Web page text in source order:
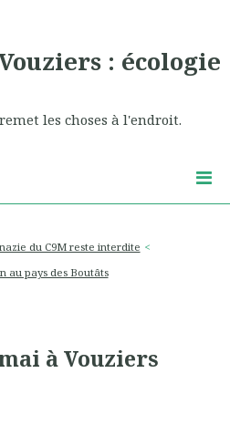
: écologie
les choses à l'endroit.
du C9M reste interdite
au pays des Boutâts
à Vouziers